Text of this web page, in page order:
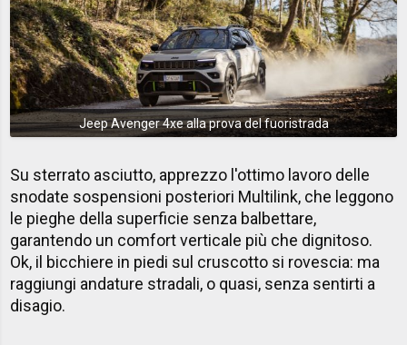
Jeep Avenger 4xe alla prova del fuoristrada
Su sterrato asciutto, apprezzo l'ottimo lavoro delle
snodate sospensioni posteriori Multilink, che leggono
le pieghe della superficie senza balbettare,
garantendo un comfort verticale più che dignitoso.
Ok, il bicchiere in piedi sul cruscotto si rovescia: ma
raggiungi andature stradali, o quasi, senza sentirti a
disagio.